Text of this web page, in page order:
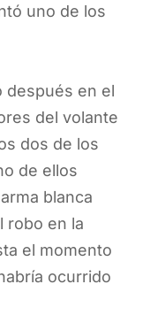
uno de los
después en el
del volante
dos de los
de ellos
blanca
robo en la
el momento
ocurrido